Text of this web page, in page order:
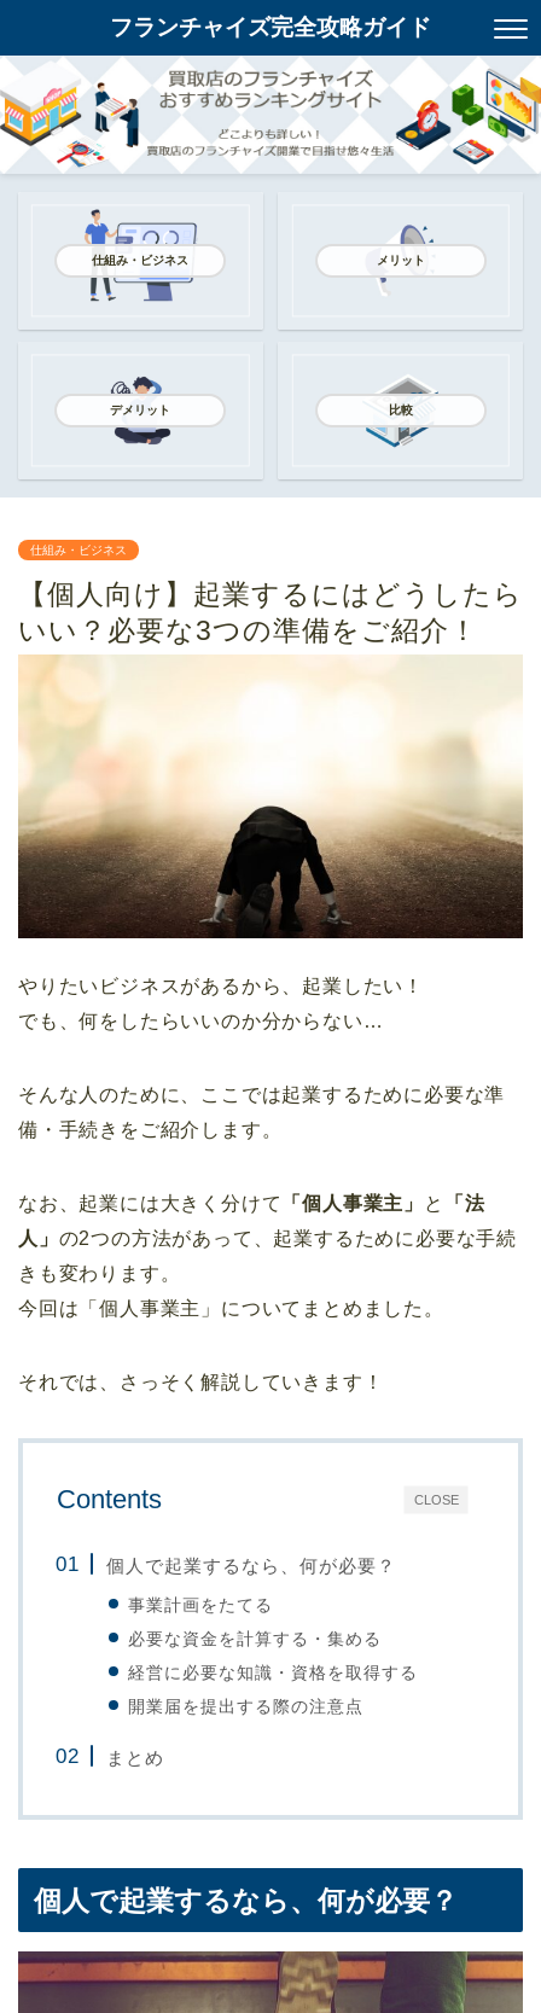
フランチャイズ完全攻略ガイド
仕組み・ビジネス メリット
デメリット 比較
仕組み・ビジネス
【個人向け】起業するにはどうしたら
いい？必要な3つの準備をご紹介！
やりたいビジネスがあるから、起業したい！
でも、何をしたらいいのか分からない…
そんな人のために、ここでは起業するために必要な準
備・手続きをご紹介します。
なお、起業には大きく分けて 「個人事業主」 と
「法
人」 の2つの方法があって、起業するために必要な手続
きも変わります。
今回は「個人事業主」についてまとめました。
それでは、さっそく解説していきます！
CLOSE
Contents
個人で起業するなら、何が必要？
事業計画をたてる
必要な資金を計算する・集める
経営に必要な知識・資格を取得する
開業届を提出する際の注意点
まとめ
個人で起業するなら、何が必要？